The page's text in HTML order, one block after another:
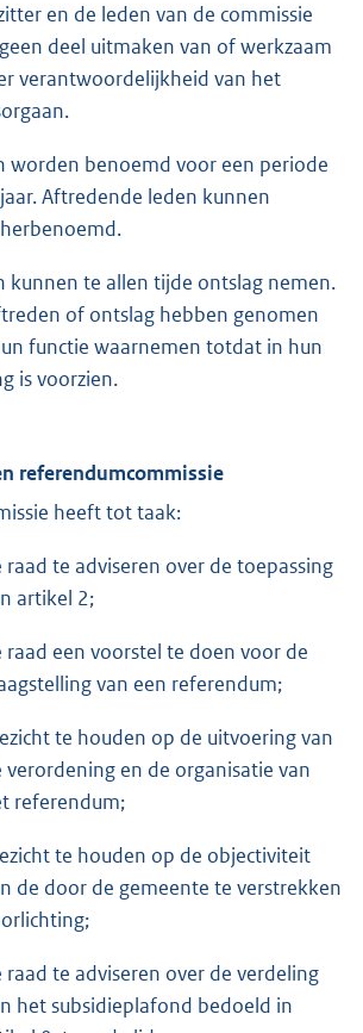
en de leden van de commissie
deel uitmaken van of werkzaam
verantwoordelijkheid van het
worden benoemd voor een periode
Aftredende leden kunnen
kunnen te allen tijde ontslag nemen.
of ontslag hebben genomen
functie waarnemen totdat in hun
is voorzien.
referendumcommissie
heeft tot taak:
raad te adviseren over de toepassing
artikel 2;
raad een voorstel te doen voor de
van een referendum;
te houden op de uitvoering van
verordening en de organisatie van
referendum;
te houden op de objectiviteit
de door de gemeente te verstrekken
raad te adviseren over de verdeling
het subsidieplafond bedoeld in